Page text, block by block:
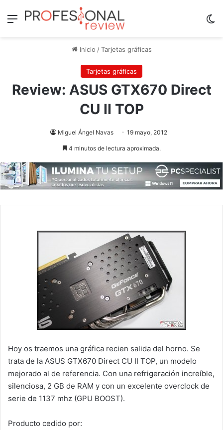
Menú
Inicio / Tarjetas gráficas
Tarjetas gráficas
Review: ASUS GTX670 Direct
CU II TOP
Miguel Ángel Navas 19 mayo, 2012
4 minutos de lectura aproximada.
Hoy os traemos una gráfica recien salida del horno. Se
trata de la ASUS GTX670 Direct CU II TOP, un modelo
mejorado al de referencia. Con una refrigeración increíble,
silenciosa, 2 GB de RAM y con un excelente overclock de
serie de 1137 mhz (GPU BOOST).
Producto cedido por: